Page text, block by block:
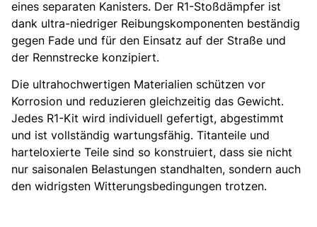
eines separaten Kanisters. Der R1-Stoßdämpfer ist
dank ultra-niedriger Reibungskomponenten beständig
gegen Fade und für den Einsatz auf der Straße und
der Rennstrecke konzipiert.
Die ultrahochwertigen Materialien schützen vor
Korrosion und reduzieren gleichzeitig das Gewicht.
Jedes R1-Kit wird individuell gefertigt, abgestimmt
und ist vollständig wartungsfähig. Titanteile und
harteloxierte Teile sind so konstruiert, dass sie nicht
nur saisonalen Belastungen standhalten, sondern auch
den widrigsten Witterungsbedingungen trotzen.